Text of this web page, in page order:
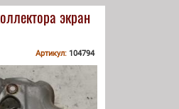
экран
Артикул: 104794